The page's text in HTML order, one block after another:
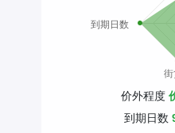
到期日数
价外程度
到期日数